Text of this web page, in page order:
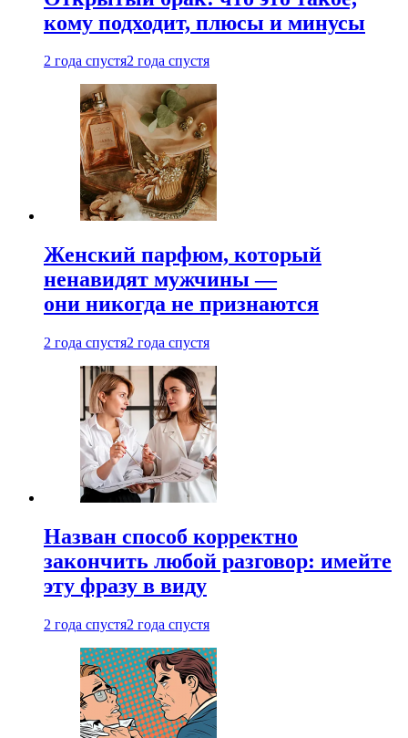
кому подходит, плюсы и минусы
2 года спустя2 года спустя
Женский парфюм, который
ненавидят мужчины —
они никогда не признаются
2 года спустя2 года спустя
Назван способ корректно
закончить любой разговор: имейте
эту фразу в виду
2 года спустя2 года спустя